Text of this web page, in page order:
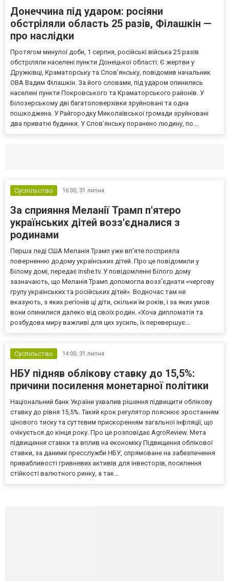
Донеччина під ударом: росіяни
обстріляли область 25 разів, Філашкін —
про наслідки
Протягом минулої доби, 1 серпня, російські війська 25 разів
обстріляли населені пункти Донецької області. Є жертви у
Дружківці, Краматорську та Слов’янську, повідомив начальник
ОВА Вадим Філашкін. За його словами, під ударом опинились
населені пункти Покровського та Краматорського районів. У
Білозерському дві багатоповерхівки зруйновані та одна
пошкоджена. У Райгородку Миколаївської громади зруйновані
два приватні будинки. У Слов’янську поранено людину, по...
Суспільство 16:00, 31 липня
За сприяння Меланії Трамп п'ятеро
українських дітей возз'єдналися з
родинами
Перша леді США Меланія Трамп уже впʼяте посприяла
поверненню додому українських дітей. Про це повідомили у
Білому домі, передає inshe.tv. У повідомленні Білого дому
зазначають, що Меланія Трамп допомогла возз’єднати «чергову
групу українських та російських дітей». Водночас там не
вказують, з яких регіонів ці діти, скільки їм років, і за яких умов
вони опинилися далеко від своїх родин. «Хоча дипломатія та
розбудова миру важливі для цих зусиль, їх перевершує...
Суспільство 14:00, 31 липня
НБУ підняв облікову ставку до 15,5%:
причини посилення монетарної політики
Національний банк України ухвалив рішення підвищити облікову
ставку до рівня 15,5%. Такий крок регулятор пояснює зростанням
цінового тиску та суттєвим прискоренням загальної інфляції, що
очікується до кінця року. Про це розповідає AgroReview. Мета
підвищення ставки та вплив на економіку Підвищення облікової
ставки, за даними пресслужби НБУ, спрямоване на забезпечення
привабливості гривневих активів для інвесторів, посилення
стійкості валютного ринку, а так...